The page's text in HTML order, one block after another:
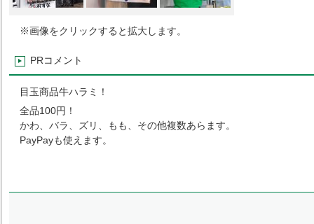
※画像をクリックすると拡大します。
PRコメント
目玉商品牛ハラミ！
全品100円！
かわ、バラ、ズリ、もも、その他複数あらます。
PayPayも使えます。